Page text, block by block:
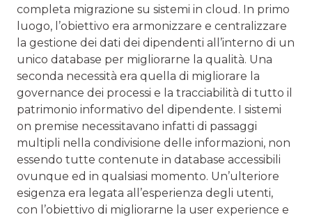
completa migrazione su sistemi in cloud. In primo
luogo, l’obiettivo era armonizzare e centralizzare
la gestione dei dati dei dipendenti all’interno di un
unico database per migliorarne la qualità. Una
seconda necessità era quella di migliorare la
governance dei processi e la tracciabilità di tutto il
patrimonio informativo del dipendente. I sistemi
on premise necessitavano infatti di passaggi
multipli nella condivisione delle informazioni, non
essendo tutte contenute in database accessibili
ovunque ed in qualsiasi momento. Un’ulteriore
esigenza era legata all’esperienza degli utenti,
con l’obiettivo di migliorarne la user experience e